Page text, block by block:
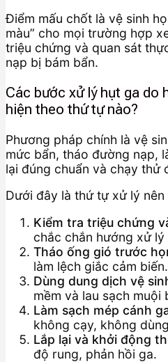
Điểm mấu chốt là vệ sinh
màu” cho mọi trường hợp
triệu chứng và quan sát
nạp bị bám bẩn.
Các bước xử lý hụt ga do
hiện theo thứ tự nào?
Phương pháp chính là vệ
mức bẩn, tháo đường nạp,
lại đúng chuẩn và chạy thử
Dưới đây là thứ tự xử lý nên
Kiểm tra triệu chứng
chắc chắn hướng xử lý
Tháo ống gió trước
làm lệch giắc cảm biến.
Dùng dung dịch vệ
mềm và lau sạch muội
Làm sạch mép cánh
không cạy, không
Lắp lại và khởi động
độ rung, phản hồi ga.